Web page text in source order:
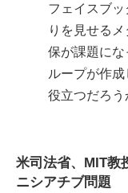
フェイスブ
りを見せる
保が課題に
ループが作
役立つだろう
米司法省、MIT教
ニシアチブ問題